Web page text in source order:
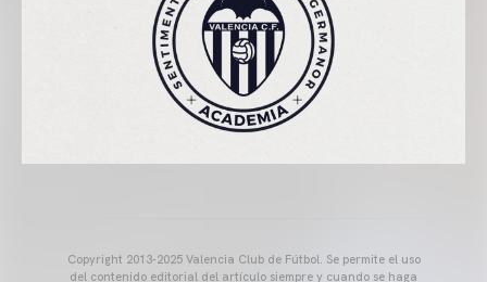
Copyright 2013-2025 Valencia Club de Fútbol. Se permite el uso
del contenido editorial del artículo siempre y cuando se haga